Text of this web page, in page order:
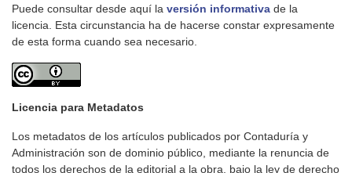
Puede consultar desde aquí la versión informativa de la
licencia. Esta circunstancia ha de hacerse constar expresamente
de esta forma cuando sea necesario.
Licencia para Metadatos
Los metadatos de los artículos publicados por Contaduría y
Administración son de dominio público, mediante la renuncia de
todos los derechos de la editorial a la obra, bajo la ley de derecho